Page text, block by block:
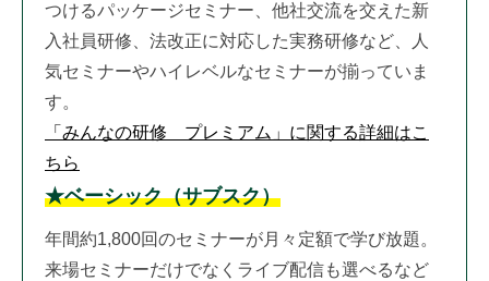
つけるパッケージセミナー、他社交流を交えた新
入社員研修、法改正に対応した実務研修など、人
気セミナーやハイレベルなセミナーが揃っていま
す。
「みんなの研修 プレミアム」に関する詳細はこ
ちら
★ベーシック（サブスク）
年間約1,800回のセミナーが月々定額で学び放題。
来場セミナーだけでなくライブ配信も選べるなど